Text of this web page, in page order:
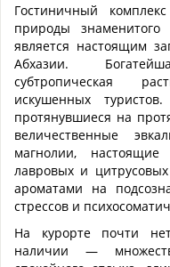
Гостиничный
природы
является настоящим
Абхазии.
субтропическая
искушенных
протянувшиеся на
величественные
магнолии,
лавровых и
ароматами на
стрессов и
На курорте почти
наличии —